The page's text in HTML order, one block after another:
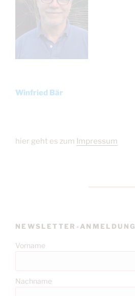
Winfried Bär
hier geht es zum Impressum
NEWSLETTER-ANMELDUNG
Vorname
Nachname